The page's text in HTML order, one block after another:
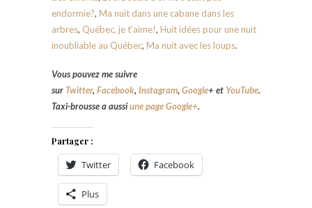
endormie?, Ma nuit dans une cabane dans les
arbres, Québec, je t’aime!, Huit idées pour une nuit
inoubliable au Québec, Ma nuit avec les loups.
Vous pouvez me suivre
sur Twitter, Facebook, Instagram, Google+ et YouTube.
Taxi-brousse a aussiune page Google+.
Partager :
Twitter Facebook
Plus